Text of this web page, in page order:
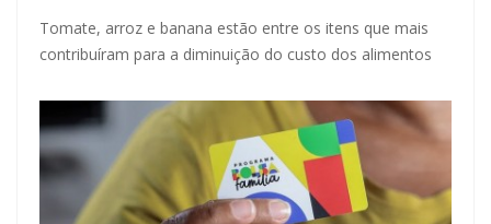
Tomate, arroz e banana estão entre os itens que mais
contribuíram para a diminuição do custo dos alimentos